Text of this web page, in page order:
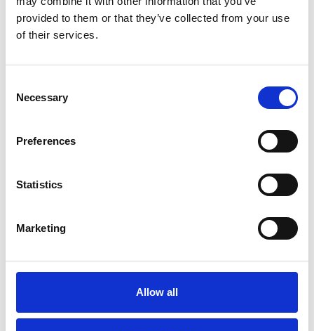
provided to them or that they’ve collected from your use
of their services.
Selection
Necessary
Preferences
Statistics
Marketing
Allow all